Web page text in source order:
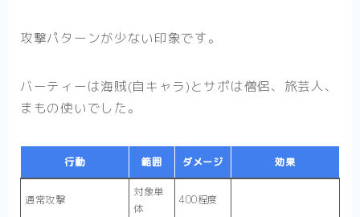
攻撃パターンが少ない印象です。
バーティーは海賊(自キャラ)とサポは僧侶、旅芸人、
まもの使いでした。
行動 範囲 ダメージ 効果
通常攻撃
対象単
体
400程度